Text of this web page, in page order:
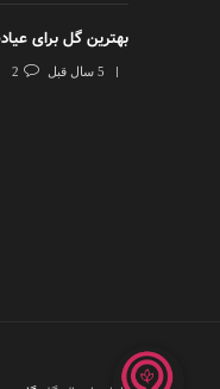
بهترین گل برای
5 سال قبل